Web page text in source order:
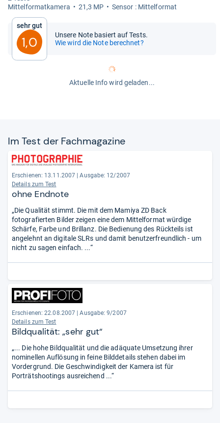
Mit­tel­for­mat­ka­mera
21,3 MP Sen­sor : Mit­tel­for­mat
Sehr gut
1,0
Unsere Note basiert auf Tests.
Wie wird die Note berechnet?
Aktuelle Info wird geladen...
Im Test der Fach­ma­ga­zine
Erschienen: 13.11.2007
Ausgabe: 12/2007
Details zum Test
ohne Endnote
„Die Qualität stimmt. Die mit dem Mamiya ZD Back
fotografierten Bilder zeigen eine dem Mittelformat würdige
Schärfe, Farbe und Brillanz. Die Bedienung des Rückteils ist
angelehnt an digitale SLRs und damit benutzerfreundlich - um
nicht zu sagen einfach. ...“
Erschienen: 22.08.2007
Ausgabe: 9/2007
Details zum Test
Bildqualität: „sehr gut“
„... Die hohe Bildqualität und die adäquate Umsetzung ihrer
nominellen Auflösung in feine Bilddetails stehen dabei im
Vordergrund. Die Geschwindigkeit der Kamera ist für
Porträtshootings ausreichend ...“